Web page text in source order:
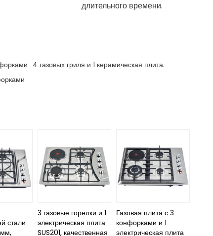
длительного времени.
4 газовых гриля и 1 керамическая плита.
стали
мм,
3 газовые горелки и 1
электрическая плита
SUS201, качественная
Газовая плита с 3
конфорками и 1
электрическая плита